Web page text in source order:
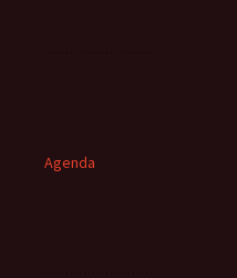
Agenda